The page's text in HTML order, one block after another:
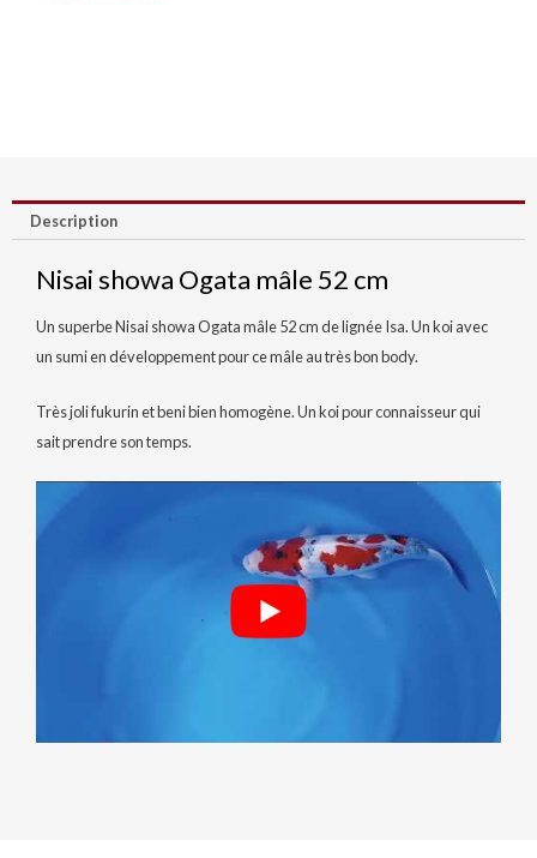
Description
Nisai showa Ogata mâle 52 cm
Un superbe Nisai showa Ogata mâle 52 cm de lignée Isa. Un koi avec
un sumi en développement pour ce mâle au très bon body.
Très joli fukurin et beni bien homogène. Un koi pour connaisseur qui
sait prendre son temps.